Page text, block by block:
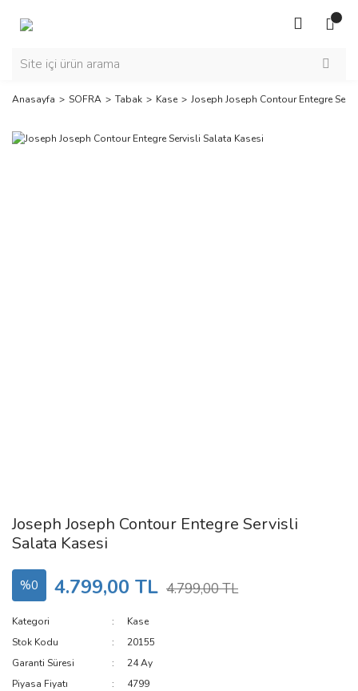
Anasayfa SOFRA Tabak Kase Joseph Joseph Contour Entegre
Joseph Joseph Contour Entegre Servisli
Salata Kasesi
%0 4.799,00 TL 4.799,00 TL
Kategori
Kase
Stok Kodu
20155
Garanti Süresi
24 Ay
Piyasa Fiyatı
4799